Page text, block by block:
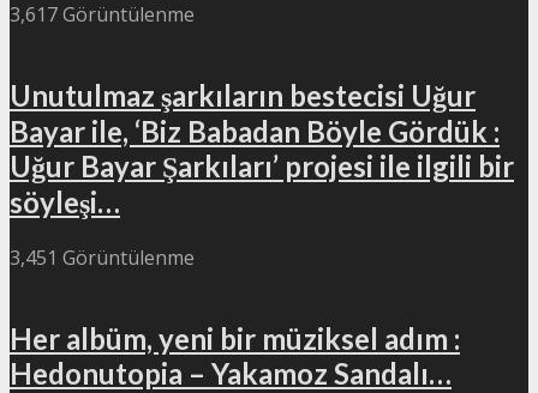
3,617 Görüntülenme
Unutulmaz şarkıların bestecisi Uğur
Bayar ile, ‘Biz Babadan Böyle Gördük :
Uğur Bayar Şarkıları’ projesi ile ilgili bir
söyleşi…
3,451 Görüntülenme
Her albüm, yeni bir müziksel adım :
Hedonutopia – Yakamoz Sandalı…